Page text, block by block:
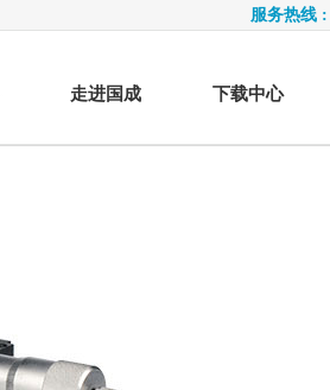
服务热线 :
走进国成 下载中心